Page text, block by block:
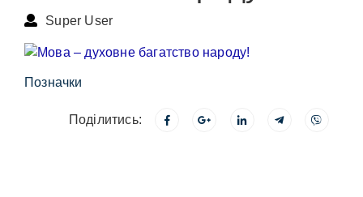
Super User
Позначки
Поділитись: